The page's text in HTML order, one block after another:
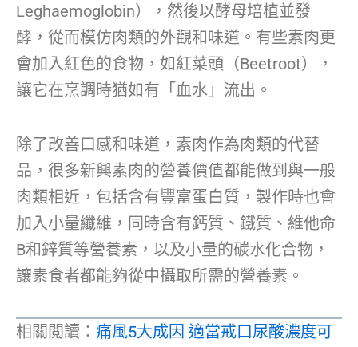
Leghaemoglobin），然後以酵母培植並發
酵，從而模仿肉類的外觀和味道。有些素肉更
會加入紅色的食物，如紅菜頭（Beetroot），
讓它在烹調時猶如有「血水」流出。
除了改善口感和味道，素肉作為肉類的代替
品，很多新興素肉的營養價值都能做到與一般
肉類相近，包括含有豐富蛋白質，製作時也會
加入小量纖維，同時含有鈣質、鐵質、維他命
B和鋅質等營養素，以及小量的碳水化合物，
讓素食者都能夠從中攝取所需的營養素。
相關閲讀： 痛風5大成因 適當戒口尿酸濃度可